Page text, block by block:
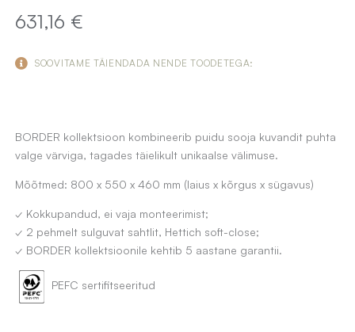
631,16 €
SOOVITAME TÄIENDADA NENDE TOODETEGA:
BORDER kollektsioon kombineerib puidu sooja kuvandit puhta
valge värviga, tagades täielikult unikaalse välimuse.
Mõõtmed: 800 x 550 x 460 mm (laius x kõrgus x sügavus)
✓ Kokkupandud, ei vaja monteerimist;
✓ 2 pehmelt sulguvat sahtlit, Hettich soft-close;
✓ BORDER kollektsioonile kehtib 5 aastane garantii.
PEFC sertifitseeritud